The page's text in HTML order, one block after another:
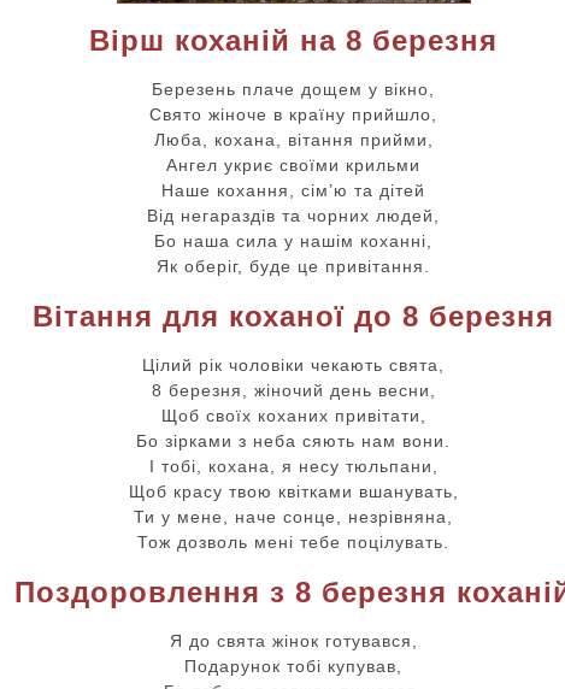
Вірш коханій на 8 березня
Березень плаче дощем у вікно,
Свято жіноче в країну прийшло,
Люба, кохана, вітання прийми,
Ангел укриє своїми крильми
Наше кохання, сім’ю та дітей
Від негараздів та чорних людей,
Бо наша сила у нашім коханні,
Як оберіг, буде це привітання.
Вітання для коханої до 8 березня
Цілий рік чоловіки чекають свята,
8 березня, жіночий день весни,
Щоб своїх коханих привітати,
Бо зірками з неба сяють нам вони.
І тобі, кохана, я несу тюльпани,
Щоб красу твою квітками вшанувать,
Ти у мене, наче сонце, незрівняна,
Тож дозволь мені тебе поцілувать.
Поздоровлення з 8 березня
Я до свята жінок готувався,
Подарунок тобі купував,